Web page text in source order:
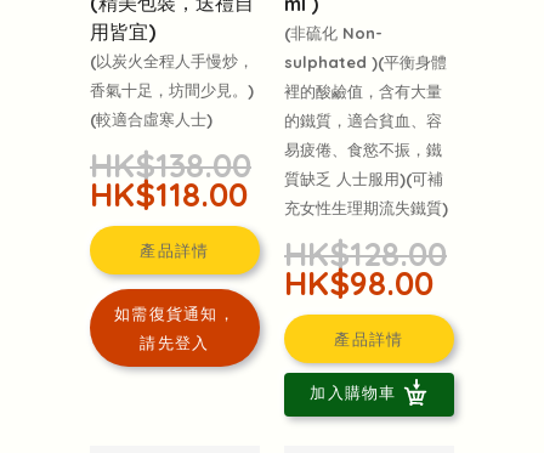
用皆宜)
(以炭火全程人手慢炒，
香氣十足，坊間少見。)
(較適合虛寒人士)
HK$138.00
HK$118.00
產品詳情
如需復貨通知，
請先登入
(非硫化 Non-
sulphated )(平衡身體
裡的酸鹼值，含有大量
的鐵質，適合貧血、容
易疲倦、食慾不振，鐵
質缺乏 人士服用)(可補
充女性生理期流失鐵質)
HK$128.00
HK$98.00
產品詳情
加入購物車